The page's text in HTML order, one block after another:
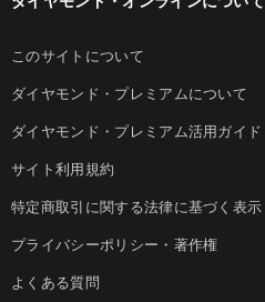
このサイトについて
ダイヤモンド・プレミアムについて
ダイヤモンド・プレミアム活用ガイド
サイト利用規約
特定商取引に関する法律に基づく表示
プライバシーポリシー・著作権
よくある質問